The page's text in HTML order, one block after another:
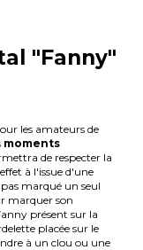
"Fanny"
les amateurs de
moments
de respecter la
effet à l'issue d'une
marqué un seul
marquer son
présent sur la
placée sur le
à un clou ou une